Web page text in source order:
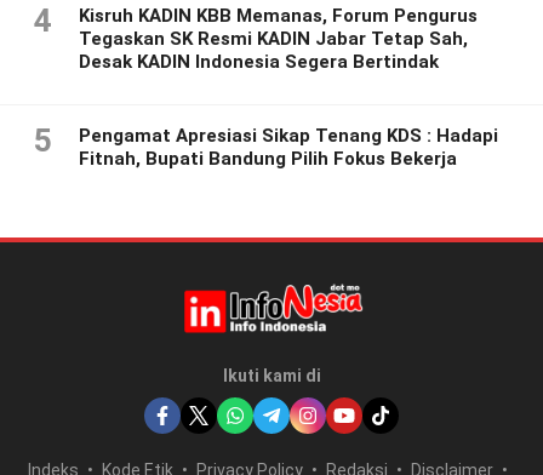
4
Kisruh KADIN KBB Memanas, Forum Pengurus
Tegaskan SK Resmi KADIN Jabar Tetap Sah,
Desak KADIN Indonesia Segera Bertindak
5
Pengamat Apresiasi Sikap Tenang KDS : Hadapi
Fitnah, Bupati Bandung Pilih Fokus Bekerja
Ikuti kami di
Indeks Kode Etik Privacy Policy Redaksi Disclaimer